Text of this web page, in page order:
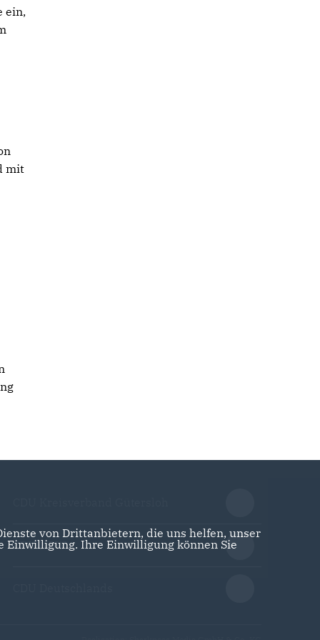
ein,
mit
CDU NRW
von Drittanbietern, die uns helfen, unser
Einwilligung. Ihre Einwilligung können Sie